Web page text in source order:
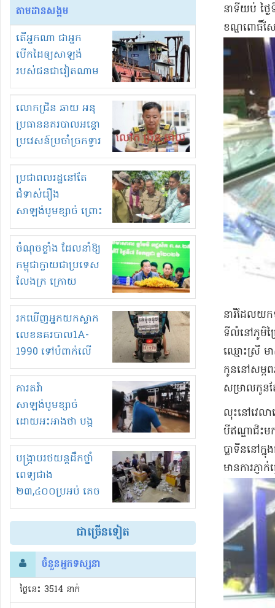
តាមដានសង្គម
តើអ្នកណា ជាអ្នក
បើកដៃឲ្យសាឡង់
របស់ជនជាវៀតណាម
ចូល មកខុស
ច្បាប់លួចបូមខ្សាច់នៅ
ក្នុងប្រទេសកម្ពុជា
លោកជ្រិន ឆាយ អនុ
ប្រធាននគរបាលអន្តោ
ប្រវេសន៍ប្រចាំច្រកទ្វារ
ព្រំដែនភ្នំឌិន និងឈ្មួញ
មួយចំនួនទៀត
កំពង់តែគុបគិតគ្នា
ធ្វើសកម្មភាពរកស៊ីនិង
ស្តុកទំនិញគេចពន្ធ?
ប្រជាពលរដ្ឋនៅតែ
ជំទាស់រឿង
សាឡង់បូមខ្សាច់ ព្រោះ
ខ្លាចបាក់ច្រាំងទៀត!
ចំណុចខ្លាំង ដែលនាំឱ្យ
កម្ពុជាក្លាយជាប្រទេស
លែងក្រ ក្រោយ
ឆ្នាំ២០៣០
រកឃើញអ្នកយកស្លាក
លេខនគរបាល1A-
1990 ទៅបំពាក់លើ
ម៉ូតូរបស់ខ្លួន ដាកផ្លាក
រត់ឌុបហើយ
ការតវ៉ា
សាឡង់បូមខ្សាច់
ដោយអះអាងថា បង្ក
បាក់ច្រាំងទន្លេ និង
រំខានទាំងយប់ទាំងថ្ងៃ
បង្ក្រាបរថយន្តដឹកថ្នាំ
ពេទ្យជាង
២៣,៤០០ប្រអប់ គេច
ពន្ធនិងអត់ច្បាប់នាំ
ចូល!?
ជាច្រើនទៀត
ចំនួនអ្នកទស្សនា
ថ្ងៃនេះ​ 3514 នាក់
នាទី​យប់ ថ្ង
ខណ្ឌ​ពោធិ៍​
នារី​ដែល​យក​
ទីលំនៅ​ភូមិ​ជ្
ឈ្មោះ​ស្រី ម
កូន​នៅ​សម្ភ
សម្រាលកូន​ត
លុះ​នៅវេលា​
បី​ឥណ្ឌា​ជិះ​
ប្លា​ទីន​នៅក្
មានការ​ភ្ញា